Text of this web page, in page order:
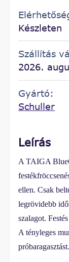
Készleten
Szállítás
2026.
Gyártó:
Schuller
Leírás
A TAIGA
ellen. Csak
legrövidebb
szalagot.
A tényleges
próbaragasztást.